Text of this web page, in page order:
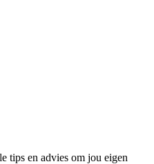
tips en advies om jou eigen